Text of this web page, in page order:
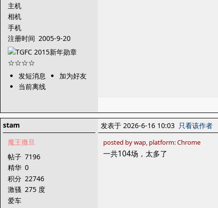
主机
相机
手机
注册时间 2005-9-20
发短消息
加为好友
当前离线
stam
魔王撒旦
帖子 7196
精华 0
积分 22746
激骚 275 度
爱车
发表于 2026-6-16 10:03 只看该作者
posted by wap, platform: Chrome
一共104场，太多了